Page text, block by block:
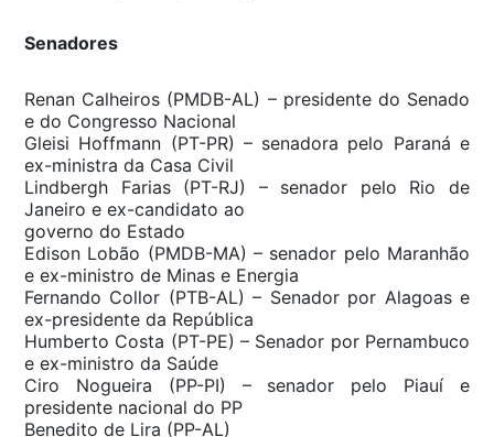
Senadores
Renan Calheiros (PMDB-AL) – presidente do Senado
e do Congresso Nacional
Gleisi Hoffmann (PT-PR) – senadora pelo Paraná e
ex-ministra da Casa Civil
Lindbergh Farias (PT-RJ) – senador pelo Rio de
Janeiro e ex-candidato ao
governo do Estado
Edison Lobão (PMDB-MA) – senador pelo Maranhão
e ex-ministro de Minas e Energia
Fernando Collor (PTB-AL) – Senador por Alagoas e
ex-presidente da República
Humberto Costa (PT-PE) – Senador por Pernambuco
e ex-ministro da Saúde
Ciro Nogueira (PP-PI) – senador pelo Piauí e
presidente nacional do PP
Benedito de Lira (PP-AL)